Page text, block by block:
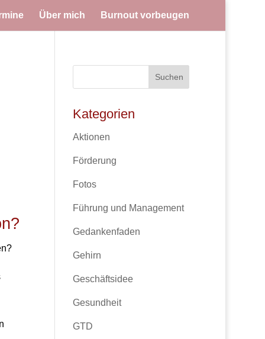
Über mich Burnout vorbeugen
Kategorien
Aktionen
Förderung
Fotos
Führung und Management
Gedankenfaden
Gehirn
Geschäftsidee
Gesundheit
GTD